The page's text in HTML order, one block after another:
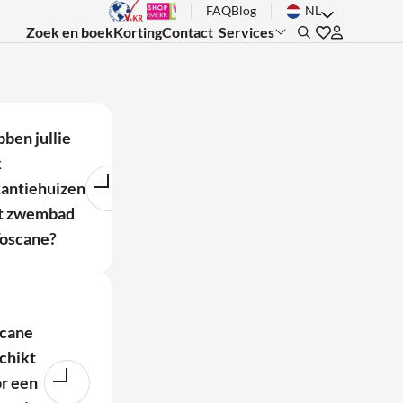
Zoek en boekKortingContact Services Search
FAQBlog NL
jullie
zwembad
een